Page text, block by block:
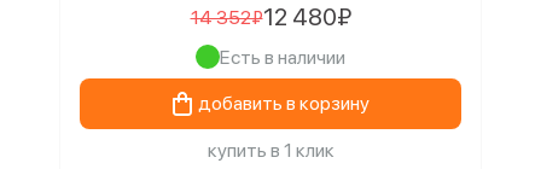
14 352₽12 480₽
Есть в наличии
добавить в корзину
купить в 1 клик